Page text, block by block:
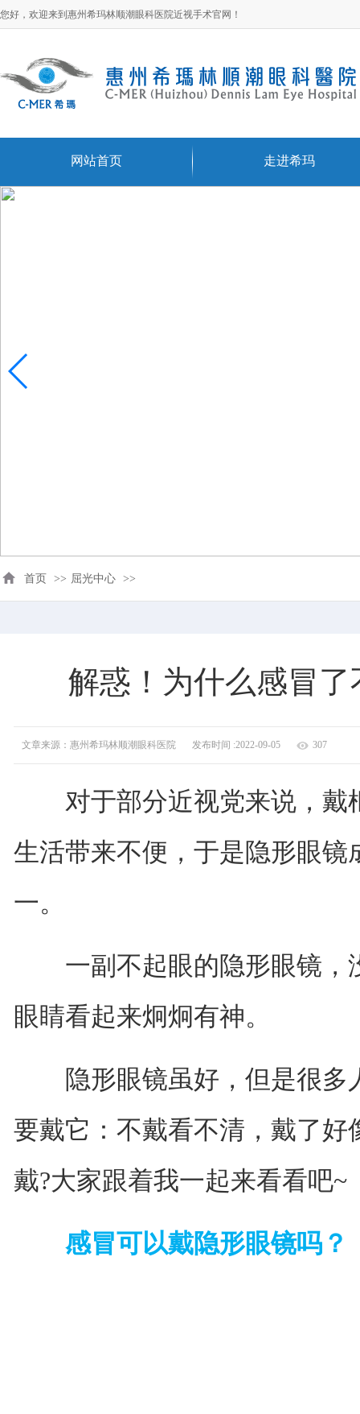
您好，欢迎来到惠州希玛林顺潮眼科医院近视手术官网！
网站首页 走进希玛
首页 >> 屈光中心 >>
解惑！为什么感冒
文章来源：惠州希玛林顺潮眼科医院 发布时间 :2022-09-05 307
对于部分近视党来说，戴
生活带来不便，于是隐形眼镜
一。
一副不起眼的隐形眼镜，
眼睛看起来炯炯有神。
隐形眼镜虽好，但是很多
要戴它：不戴看不清，戴了好
戴?大家跟着我一起来看看吧~
感冒可以戴隐形眼镜吗？